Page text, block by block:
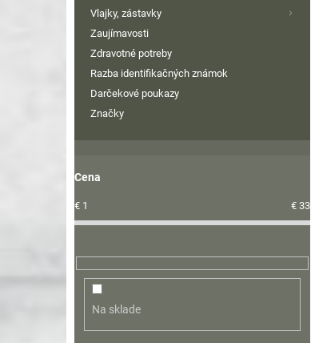
Vlajky, zástavky
Zaujímavosti
Zdravotné potreby
Razba identifikačných známok
Darčekové poukazy
Značky
Cena
€ 1 € 33
Na sklade